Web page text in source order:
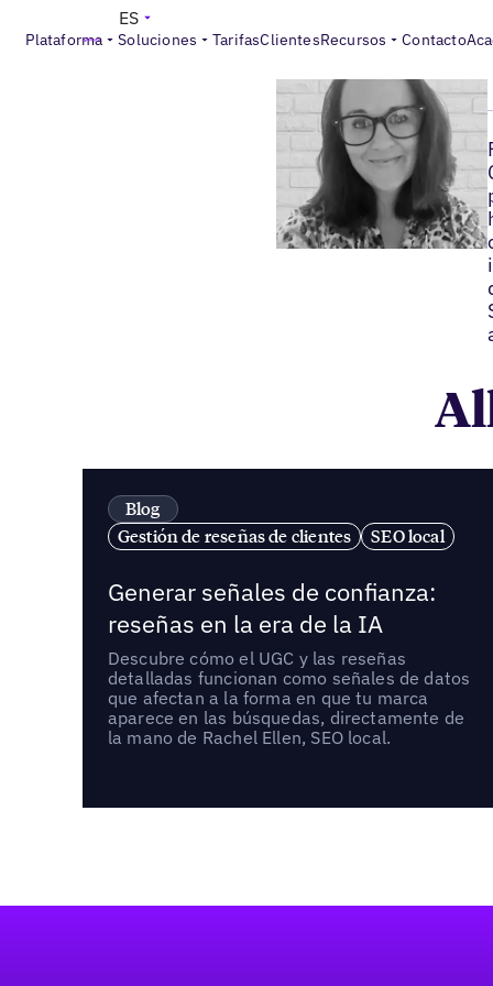
Plataforma Soluciones TarifasClientesRecursos Contacto
ES
Blog
Gestión de reseñas de clientes
SEO local
Generar señales de confianza:
reseñas en la era de la IA
Descubre cómo el UGC y las reseñas
detalladas funcionan como señales de datos
que afectan a la forma en que tu marca
aparece en las búsquedas, directamente de
la mano de Rachel Ellen, SEO local.